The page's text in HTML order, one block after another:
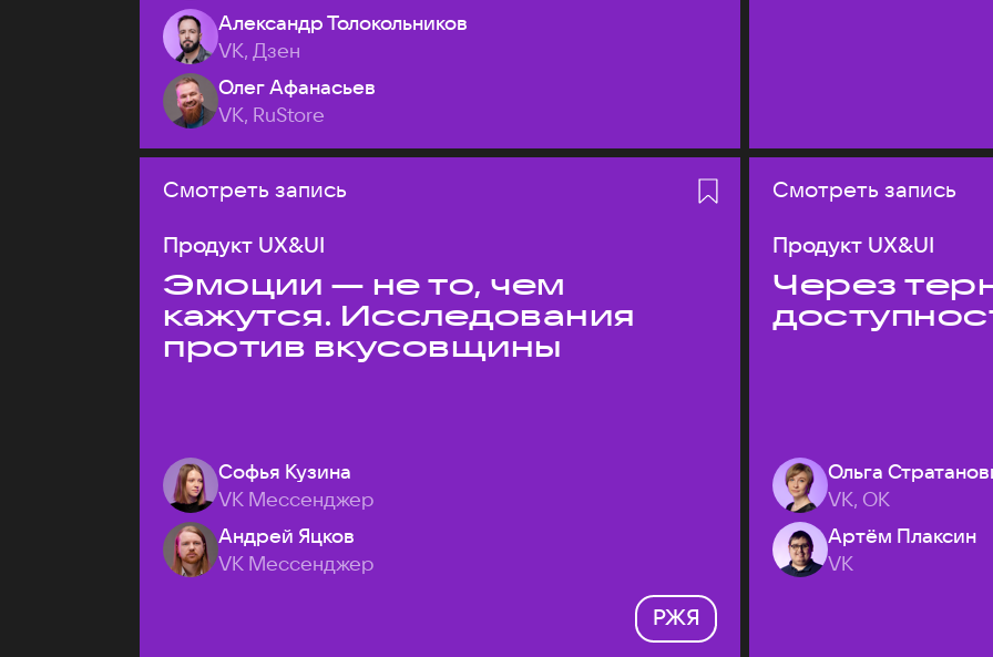
Александр Толокольников
VK, Дзен
Олег Афанасьев
VK, RuStore
Смотреть запись
Продукт UX&UI
Эмоции — не то, чем
кажутся. Исследования
против вкусовщины
Софья Кузина
VK Мессенджер
Андрей Яцков
VK Мессенджер
РЖЯ
Смотреть запись
Продукт UX&UI
Через
Ольга
VK, ОК
Артём Плаксин
VK